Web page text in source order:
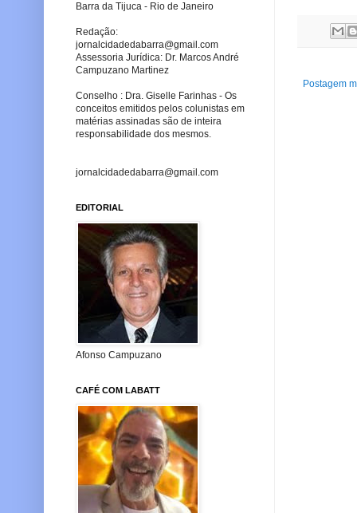
Postagem
Barra da Tijuca - Rio de Janeiro
Redação:
jornalcidadedabarra@gmail.com
Assessoria Jurídica: Dr. Marcos André
Campuzano Martinez
Conselho : Dra. Giselle Farinhas - Os
conceitos emitidos pelos colunistas em
matérias assinadas são de inteira
responsabilidade dos mesmos.
jornalcidadedabarra@gmail.com
EDITORIAL
Afonso Campuzano
CAFÉ COM LABATT